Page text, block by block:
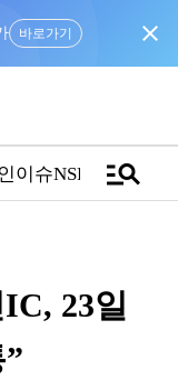
close
이슈NSPTVmanage_search
23일